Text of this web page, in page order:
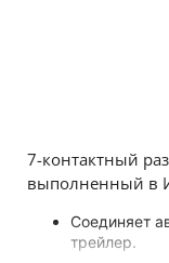
7-контактный
выполненный в
Соединяет
трейлер.